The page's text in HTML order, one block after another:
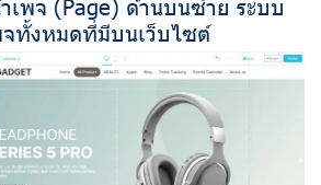
จทั้งหมดที่มีบนเว็บไซต์